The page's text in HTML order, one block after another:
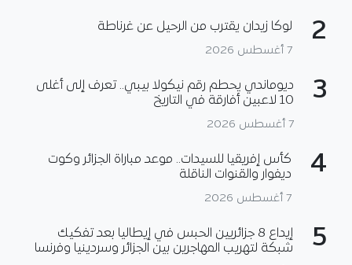
2 لوكا زيدان يقترب من الرحيل عن غرناطة
7 أغسطس 2026
3
ديوماندي يحطم رقم نيكولا بيبي.. تعرف إلى أغلى
10 لاعبين أفارقة في التاريخ
7 أغسطس 2026
4
كأس إفريقيا للسيدات.. موعد مباراة الجزائر وكوت
ديفوار والقنوات الناقلة
7 أغسطس 2026
5
إيداع 8 جزائريين الحبس في إيطاليا بعد تفكيك
شبكة لتهريب المهاجرين بين الجزائر وسردينيا وفرنسا